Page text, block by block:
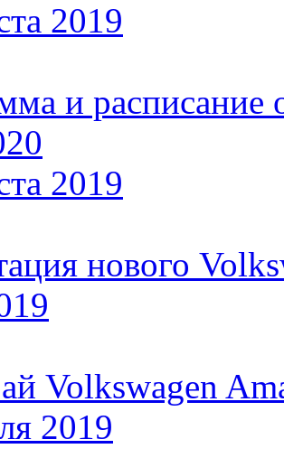
2019
и расписание
2019
нового
Volkswagen
2019